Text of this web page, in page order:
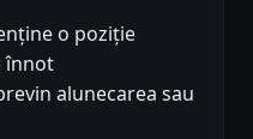
o poziție
înnot
alunecarea sau